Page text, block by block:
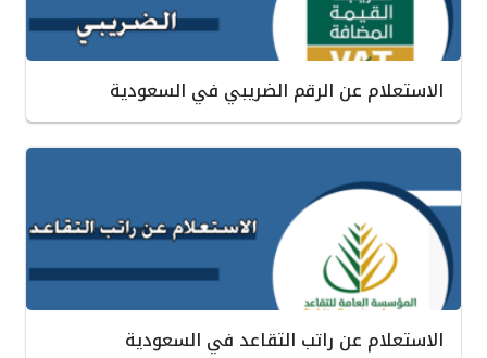
الاستعلام عن الرقم الضريبي في السعودية
الاستعلام عن راتب التقاعد في السعودية